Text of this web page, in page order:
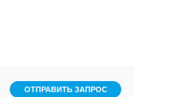
ОТПРАВИТЬ ЗАПРОС